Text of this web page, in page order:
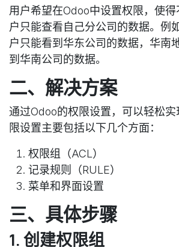
用户希望在Odoo中设置权限，使得
户只能查看自己分公司的数据。例
户只能看到华东公司的数据，华南
到华南公司的数据。
二、解决方案
通过Odoo的权限设置，可以轻松
限设置主要包括以下几个方面：
权限组（ACL）
记录规则（RULE）
菜单和界面设置
三、具体步骤
1. 创建权限组